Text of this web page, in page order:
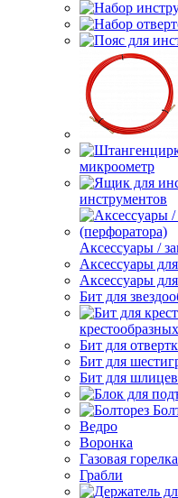
микроометр
инструментов
Аксессуары /
Аксессуары
Аксессуары
Бит для
Бит для
Бит для
Бит для
Ведро
Воронка
Газовая горелка
Грабли